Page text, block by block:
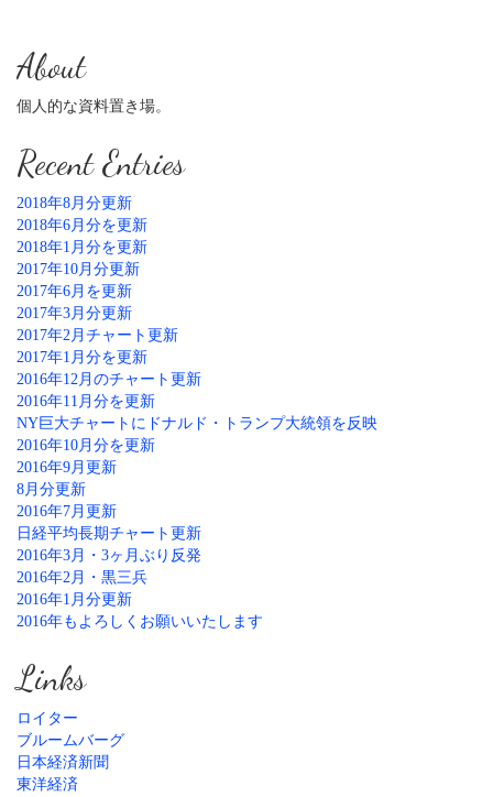
About
個人的な資料置き場。
Recent Entries
2018年8月分更新
2018年6月分を更新
2018年1月分を更新
2017年10月分更新
2017年6月を更新
2017年3月分更新
2017年2月チャート更新
2017年1月分を更新
2016年12月のチャート更新
2016年11月分を更新
NY巨大チャートにドナルド・トランプ大統領を反映
2016年10月分を更新
2016年9月更新
8月分更新
2016年7月更新
日経平均長期チャート更新
2016年3月・3ヶ月ぶり反発
2016年2月・黒三兵
2016年1月分更新
2016年もよろしくお願いいたします
Links
ロイター
ブルームバーグ
日本経済新聞
東洋経済